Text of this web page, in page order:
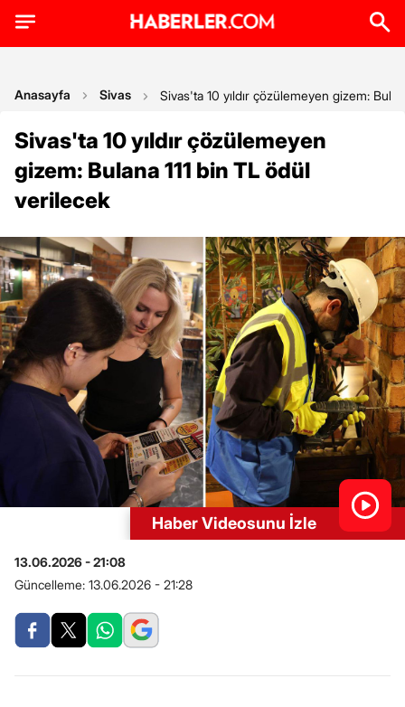
Anasayfa Sivas Sivas'ta 10 yıldır çözülemeyen gizem:
Sivas'ta 10 yıldır çözülemeyen
gizem: Bulana 111 bin TL ödül
verilecek
Haber Videosunu İzle
13.06.2026 - 21:08
Güncelleme: 13.06.2026 - 21:28